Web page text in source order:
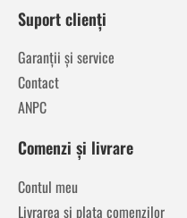
Suport clienți
Garanții și service
Contact
ANPC
Comenzi și livrare
Contul meu
Livrarea și plata comenzilor